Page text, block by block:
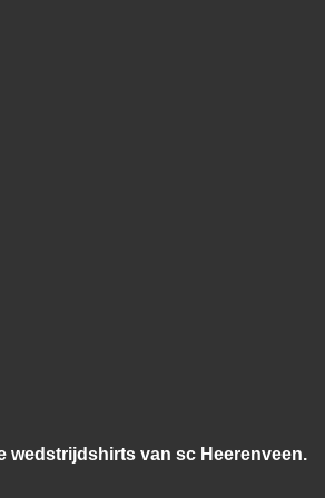
wedstrijdshirts van sc Heerenveen.